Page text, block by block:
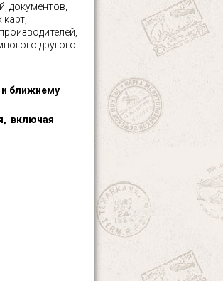
документов,
другого.
и ближнему
включая